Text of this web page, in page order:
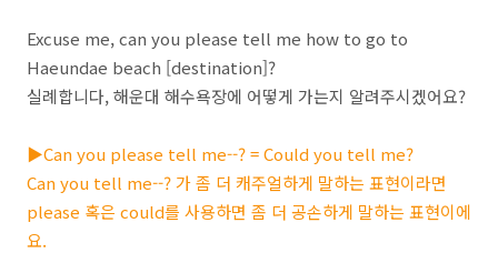
Excuse me, can you please tell me how to go to
Haeundae beach [destination]?
실례합니다, 해운대 해수욕장에 어떻게 가는지 알려주시겠어요?
▶Can you please tell me--? = Could you tell me?
Can you tell me--? 가 좀 더 캐주얼하게 말하는 표현이라면
please 혹은 could를 사용하면 좀 더 공손하게 말하는 표현이에
요.